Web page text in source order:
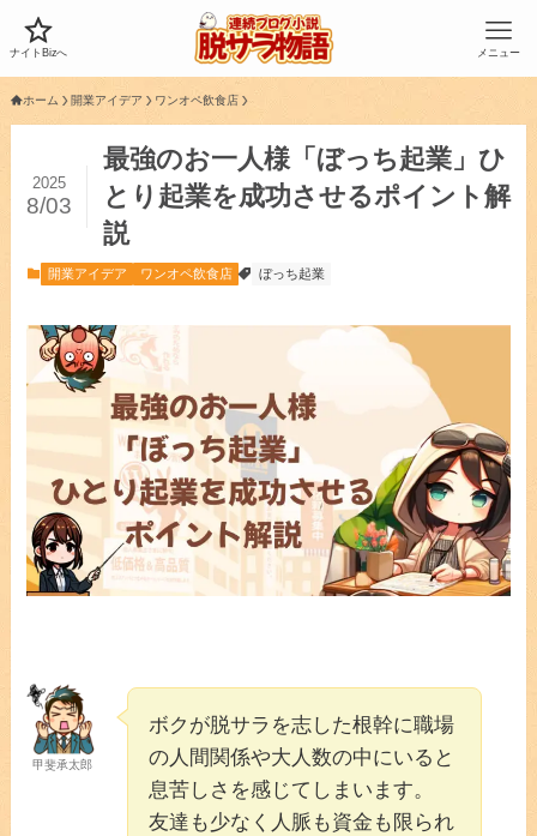
ナイトBizへ メニュー
ホーム 開業アイデア ワンオペ飲食店
最強のお一人様「ぼっち起業」ひ
とり起業を成功させるポイント解
説
2025
8/03
開業アイデア ワンオペ飲食店 ぼっち起業
甲斐承太郎
ボクが脱サラを志した根幹に職場
の人間関係や大人数の中にいると
息苦しさを感じてしまいます。
友達も少なく人脈も資金も限られ